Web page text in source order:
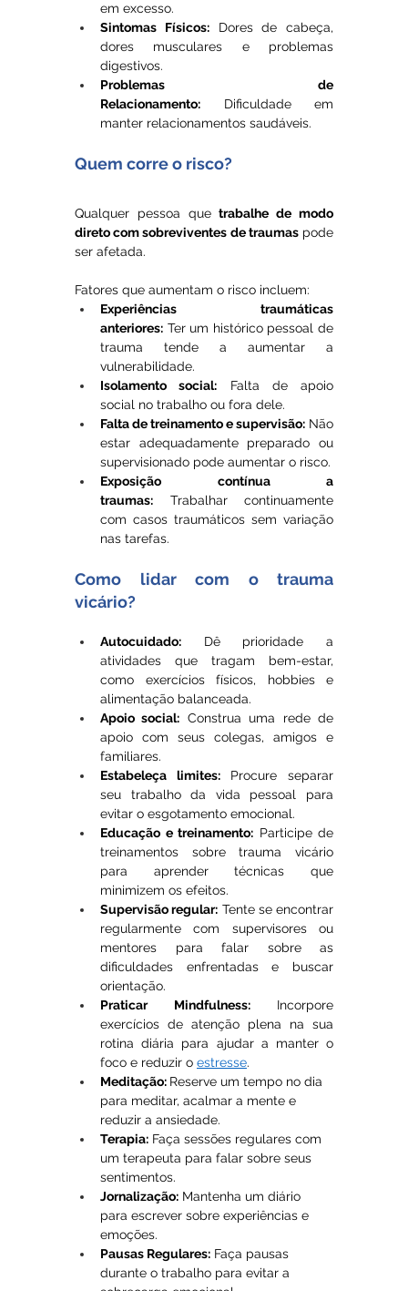
em excesso.
Sintomas Físicos: Dores de cabeça,
dores musculares e problemas
digestivos.
Problemas de
Relacionamento: Dificuldade em
manter relacionamentos saudáveis.
Quem corre o risco?
Qualquer pessoa que trabalhe de modo
direto com sobreviventes de traumas pode
ser afetada.
Fatores que aumentam o risco incluem:
Experiências traumáticas
anteriores: Ter um histórico pessoal de
trauma tende a aumentar a
vulnerabilidade.
Isolamento social: Falta de apoio
social no trabalho ou fora dele.
Falta de treinamento e supervisão: Não
estar adequadamente preparado ou
supervisionado pode aumentar o risco.
Exposição contínua a
traumas: Trabalhar continuamente
com casos traumáticos sem variação
nas tarefas.
Como lidar com o trauma
vicário?
Autocuidado: Dê prioridade a
atividades que tragam bem-estar,
como exercícios físicos, hobbies e
alimentação balanceada.
Apoio social: Construa uma rede de
apoio com seus colegas, amigos e
familiares.
Estabeleça limites: Procure separar
seu trabalho da vida pessoal para
evitar o esgotamento emocional.
Educação e treinamento: Participe de
treinamentos sobre trauma vicário
para aprender técnicas que
minimizem os efeitos.
Supervisão regular: Tente se encontrar
regularmente com supervisores ou
mentores para falar sobre as
dificuldades enfrentadas e buscar
orientação.
Praticar Mindfulness: Incorpore
exercícios de atenção plena na sua
rotina diária para ajudar a manter o
foco e reduzir o estresse.
Meditação: Reserve um tempo no dia
para meditar, acalmar a mente e
reduzir a ansiedade.
Terapia: Faça sessões regulares com
um terapeuta para falar sobre seus
sentimentos.
Jornalização: Mantenha um diário
para escrever sobre experiências e
emoções.
Pausas Regulares: Faça pausas
durante o trabalho para evitar a